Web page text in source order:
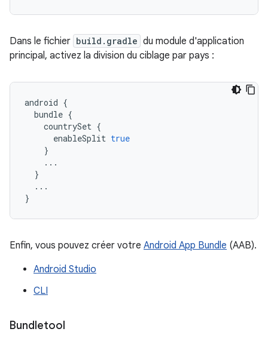
Dans le fichier build.gradle du module d'application
principal, activez la division du ciblage par pays :
android {
bundle {
countrySet {
enableSplit true
}
...
}
...
}
Enfin, vous pouvez créer votre Android App Bundle (AAB).
Android Studio
CLI
Bundletool